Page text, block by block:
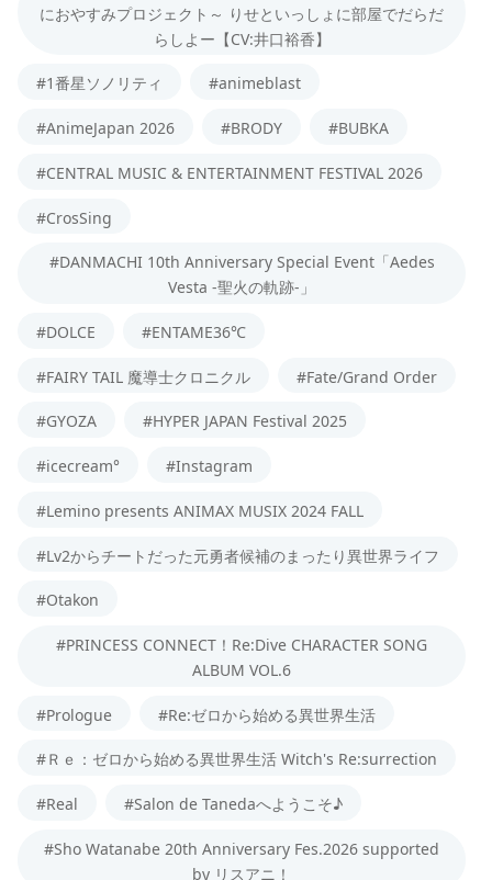
におやすみプロジェクト～ りせといっしょに部屋でだらだ
らしよー【CV:井口裕香】
#1番星ソノリティ #animeblast
#AnimeJapan 2026 #BRODY #BUBKA
#CENTRAL MUSIC & ENTERTAINMENT FESTIVAL 2026
#CrosSing
#DANMACHI 10th Anniversary Special Event「Aedes
Vesta -聖火の軌跡-」
#DOLCE #ENTAME36℃
#FAIRY TAIL 魔導士クロニクル #Fate/Grand Order
#GYOZA #HYPER JAPAN Festival 2025
#icecream° #Instagram
#Lemino presents ANIMAX MUSIX 2024 FALL
#Lv2からチートだった元勇者候補のまったり異世界ライフ
#Otakon
#PRINCESS CONNECT！Re:Dive CHARACTER SONG
ALBUM VOL.6
#Prologue #Re:ゼロから始める異世界生活
#Ｒｅ：ゼロから始める異世界生活 Witch's Re:surrection
#Real #Salon de Tanedaへようこそ♪
#Sho Watanabe 20th Anniversary Fes.2026 supported
by リスアニ！